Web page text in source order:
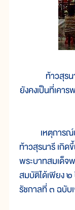
ท้าวสุร
ยังคงเป็นที่เคา
เหตุการณ์ปร
ท้าวสุรนารี เกิ
พระบาทสมเด็จ
สมบัติได้เพียง
รัชกาลที่ ๓ ฉบับ